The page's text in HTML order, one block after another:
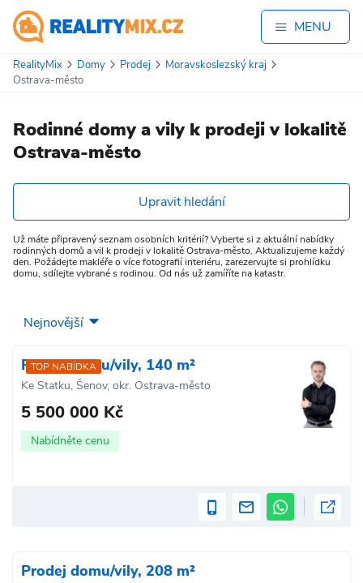
MENU
RealityMix Domy Prodej
Moravskoslezský kraj
Ostrava-město
Rodinné domy a vily k prodeji v lokalitě
Ostrava-město
Upravit hledání
Už máte připravený seznam osobních kritérií? Vyberte si z aktuální nabídky
rodinných domů a vil k prodeji v lokalitě Ostrava-město. Aktualizujeme každý
den. Požádejte makléře o více fotografií interiéru, zarezervujte si prohlídku
domu, sdílejte vybrané s rodinou. Od nás už zamíříte na katastr.
TOP NABÍDKA
Prodej domu/vily, 140 m²
Ke Statku, Šenov, okr. Ostrava-město
5 500 000 Kč
Nabídněte cenu
Prodej domu/vily, 208 m²